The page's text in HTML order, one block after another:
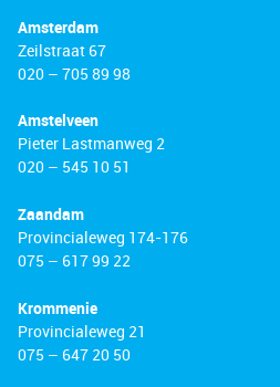
Amsterdam
Zeilstraat 67
020 – 705 89 98
Amstelveen
Pieter Lastmanweg 2
020 – 545 10 51
Zaandam
Provincialeweg 174-176
075 – 617 99 22
Krommenie
Provincialeweg 21
075 – 647 20 50